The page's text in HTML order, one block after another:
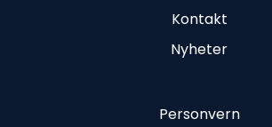
Kontakt
Nyheter
Personvern